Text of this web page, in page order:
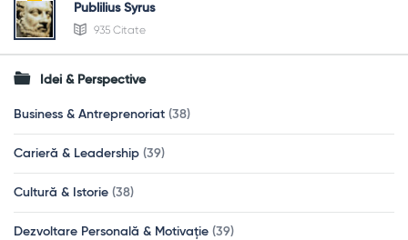
Publilius Syrus
935 Citate
Idei & Perspective
Business & Antreprenoriat (38)
Carieră & Leadership (39)
Cultură & Istorie (38)
Dezvoltare Personală & Motivație (39)